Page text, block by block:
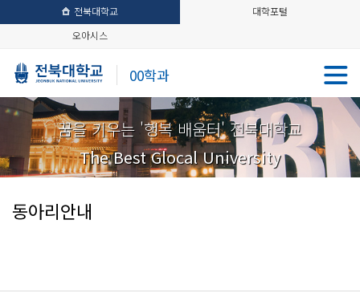
전북대학교
대학포털
오아시스
00학과
꿈을 키우는 '행복 배움터' 전북대학교
The Best Glocal University
동아리안내